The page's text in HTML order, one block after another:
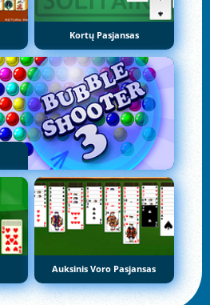
Kortų Pasjansas
Auksinis Voro Pasjansas